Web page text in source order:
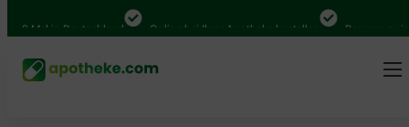
Mal in Deutschland Online bei Ihrer Apotheke bestellen Bequem